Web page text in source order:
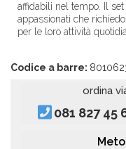
affidabili nel tempo. Il
appassionati che
per le loro attività
Codice a barre:
ordina
081 827 45